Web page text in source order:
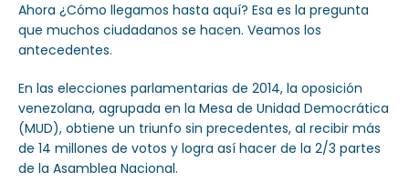
Ahora ¿Cómo llegamos hasta aquí? Esa es la pregunta
que muchos ciudadanos se hacen. Veamos los
antecedentes.
En las elecciones parlamentarias de 2014, la oposición
venezolana, agrupada en la Mesa de Unidad Democrática
(MUD), obtiene un triunfo sin precedentes, al recibir más
de 14 millones de votos y logra así hacer de la 2/3 partes
de la Asamblea Nacional.